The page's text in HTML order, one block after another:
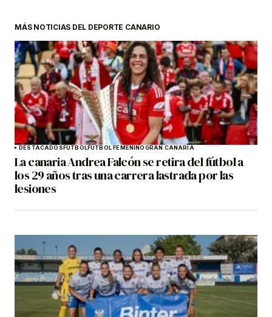
MÁS NOTICIAS DEL DEPORTE CANARIO
DESTACADOSFÚTBOLFÚTBOL FEMENINOGRAN CANARIA
La canaria Andrea Falcón se retira del fútbol a
los 29 años tras una carrera lastrada por las
lesiones